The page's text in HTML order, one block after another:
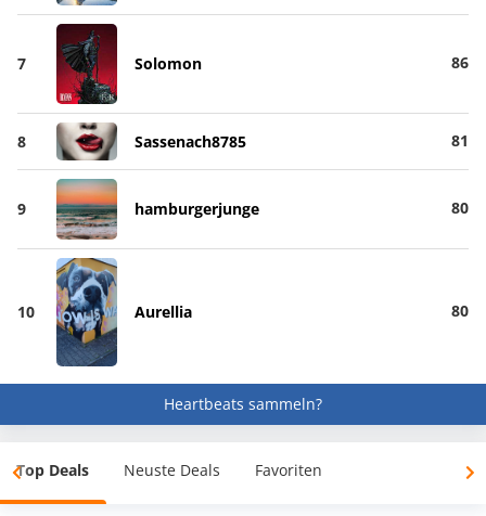
7 Solomon 86
8 Sassenach8785 81
9 hamburgerjunge 80
10 Aurellia 80
Heartbeats sammeln?
Top Deals Neuste Deals Favoriten